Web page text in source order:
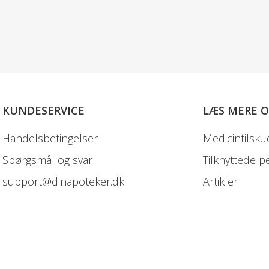
KUNDESERVICE
Handelsbetingelser
Spørgsmål og svar
support@dinapoteker.dk
LÆS MERE
Tilknyttede
Artikler